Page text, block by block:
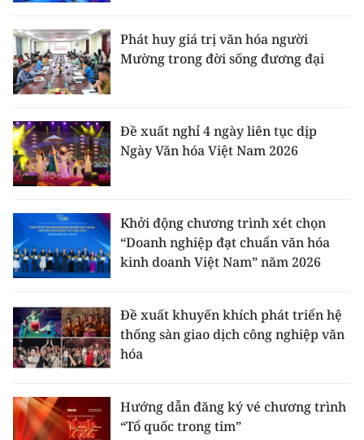
Phát huy giá trị văn hóa người
Mường trong đời sống đương đại
Đề xuất nghỉ 4 ngày liên tục dịp
Ngày Văn hóa Việt Nam 2026
Khởi động chương trình xét chọn
“Doanh nghiệp đạt chuẩn văn hóa
kinh doanh Việt Nam” năm 2026
Đề xuất khuyến khích phát triển hệ
thống sàn giao dịch công nghiệp văn
hóa
Hướng dẫn đăng ký vé chương trình
“Tổ quốc trong tim”